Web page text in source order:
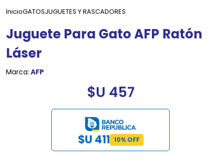
InicioGATOSJUGUETES Y RASCADORES
Juguete Para Gato AFP Ratón
Láser
Marca: AFP
$U 457
$U 411 10% OFF